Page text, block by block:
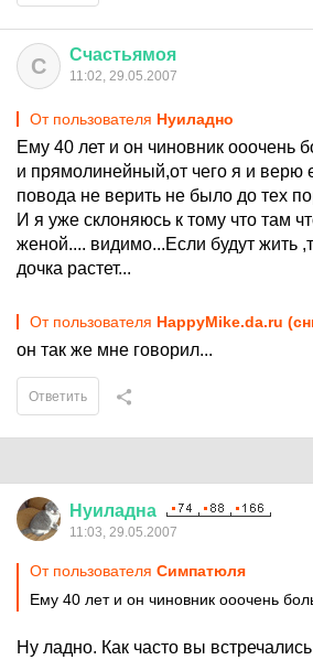
С Счастьямоя
11:02, 29.05.2007
От пользователя Нуиладно
Ему 40 лет и он чиновник ооочень
и прямолинейный,от чего я и верю
повода не верить не было до тех
И я уже склоняюсь к тому что там
женой.... видимо...Если будут жить
дочка растет...
От пользователя HappyMike.da.ru
он так же мне говорил...
Ответить
Нуиладна
11:03, 29.05.2007
От пользователя Симпатюля
Ему 40 лет и он чиновник ооочень
Ну ладно. Как часто вы